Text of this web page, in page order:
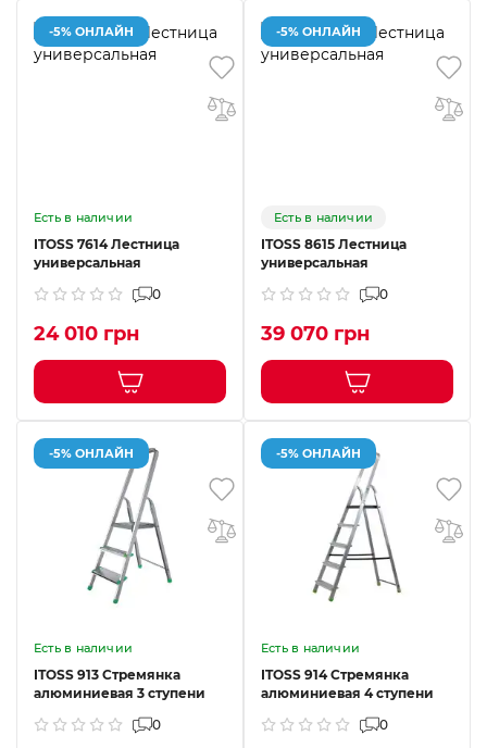
-5% ОНЛАЙН
Есть в наличии
ITOSS 7614 Лестница
универсальная
0
24 010 грн
-5% ОНЛАЙН
Есть в наличии
ITOSS 8615 Лестница
универсальная
0
39 070 грн
-5% ОНЛАЙН
Есть в наличии
ITOSS 913 Стремянка
алюминиевая 3 ступени
0
-5% ОНЛАЙН
Есть в наличии
ITOSS 914 Стремянка
алюминиевая 4 ступени
0